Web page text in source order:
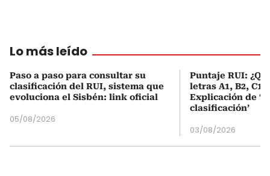
Lo más leído
Paso a paso para consultar su
clasificación del RUI, sistema que
evoluciona el Sisbén: link oficial
05/08/2026
Puntaje RUI:
letras A1, B2, C1
Explicación de
clasificación’
03/08/2026